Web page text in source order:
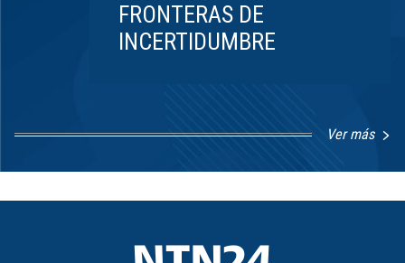
FRONTERAS DE
INCERTIDUMBRE
Ver más
1
8